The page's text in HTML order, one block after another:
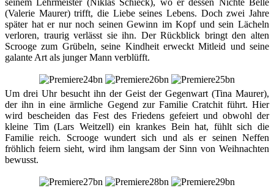
seinem Lehrmeister (Niklas Schieck), wo er dessen Nichte Belle
(Valerie Maurer) trifft, die Liebe seines Lebens. Doch zwei Jahre
später hat er nur noch seinen Gewinn im Kopf und sein Lächeln
verloren, traurig verlässt sie ihn. Der Rückblick bringt den alten
Scrooge zum Grübeln, seine Kindheit erweckt Mitleid und seine
galante Art als junger Mann verblüfft.
Um drei Uhr besucht ihn der Geist der Gegenwart (Tina Maurer),
der ihn in eine ärmliche Gegend zur Familie Cratchit führt. Hier
wird bescheiden das Fest des Friedens gefeiert und obwohl der
kleine Tim (Lars Weitzell) ein krankes Bein hat, fühlt sich die
Familie reich. Scrooge wundert sich und als er seinen Neffen
fröhlich feiern sieht, wird ihm langsam der Sinn von Weihnachten
bewusst.